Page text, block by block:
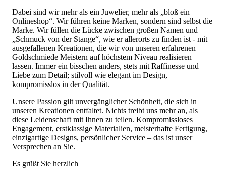
Dabei sind wir mehr als ein Juwelier, mehr als „bloß ein
Onlineshop“. Wir führen keine Marken, sondern sind selbst die
Marke. Wir füllen die Lücke zwischen großen Namen und
„Schmuck von der Stange“, wie er allerorts zu finden ist - mit
ausgefallenen Kreationen, die wir von unseren erfahrenen
Goldschmiede Meistern auf höchstem Niveau realisieren
lassen. Immer ein bisschen anders, stets mit Raffinesse und
Liebe zum Detail; stilvoll wie elegant im Design,
kompromisslos in der Qualität.
Unsere Passion gilt unvergänglicher Schönheit, die sich in
unseren Kreationen entfaltet. Nichts treibt uns mehr an, als
diese Leidenschaft mit Ihnen zu teilen. Kompromissloses
Engagement, erstklassige Materialien, meisterhafte Fertigung,
einzigartige Designs, persönlicher Service – das ist unser
Versprechen an Sie.
Es grüßt Sie herzlich